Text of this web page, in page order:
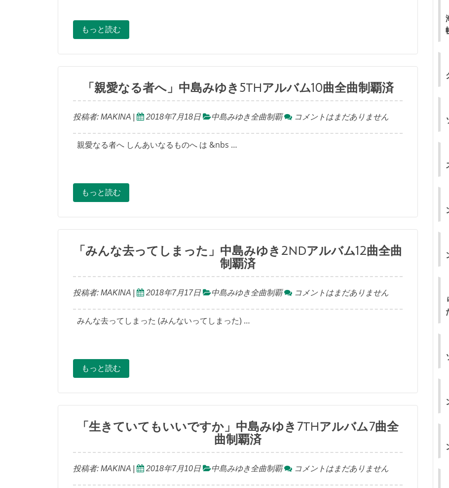
もっと読む
「親愛なる者へ」中島みゆき5thアルバム10曲全曲制覇済
投稿者: MAKINA 2018年7月18日 中島みゆき全曲制覇 コメントはまだありません
親愛なる者へ しんあいなるものへ は &nbs …
もっと読む
「みんな去ってしまった」中島みゆき2ndアルバム12曲全曲
制覇済
投稿者: MAKINA 2018年7月17日 中島みゆき全曲制覇 コメントはまだありません
みんな去ってしまった (みんないってしまった) …
もっと読む
「生きていてもいいですか」中島みゆき7thアルバム7曲全
曲制覇済
投稿者: MAKINA 2018年7月10日 中島みゆき全曲制覇 コメントはまだありません